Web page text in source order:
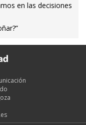
en las decisiones